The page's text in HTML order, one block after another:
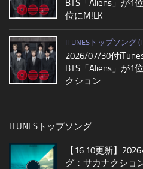
BTS「Aliens」が1
位にM!LK
ITUNESトップソング
2026/07/30付
BTS「Aliens」が1
クション
ITUNESトップソング
【16:10更新】
グ：サカナクショ